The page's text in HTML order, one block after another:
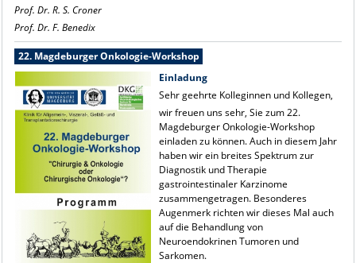
Prof. Dr. R. S. Croner
Prof. Dr. F. Benedix
22. Magdeburger Onkologie-Workshop
Einladung
Sehr geehrte Kolleginnen und Kollegen,
wir freuen uns sehr, Sie zum 22.
Magdeburger Onkologie-Workshop
einladen zu können. Auch in diesem Jahr
haben wir ein breites Spektrum zur
Diagnostik und Therapie
gastrointestinaler Karzinome
zusammengetragen. Besonderes
Augenmerk richten wir dieses Mal auch
auf die Behandlung von
Neuroendokrinen Tumoren und
Sarkomen.